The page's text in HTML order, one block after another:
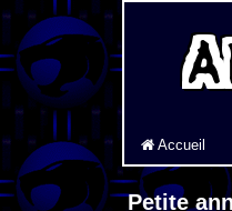
Accueil
Petite